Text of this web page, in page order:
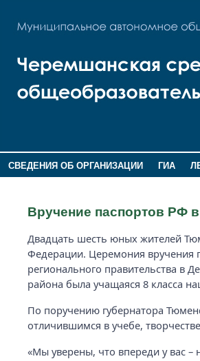
СВЕДЕНИЯ ОБ ОРГАНИЗАЦИИ ГИА
Вручение паспортов РФ
Двадцать шесть юных жителей
Федерации. Церемония вручения
регионального правительства в
района была учащаяся 8 класса
По поручению губернатора
отличившимся в учебе,
«Мы уверены, что впереди у вас